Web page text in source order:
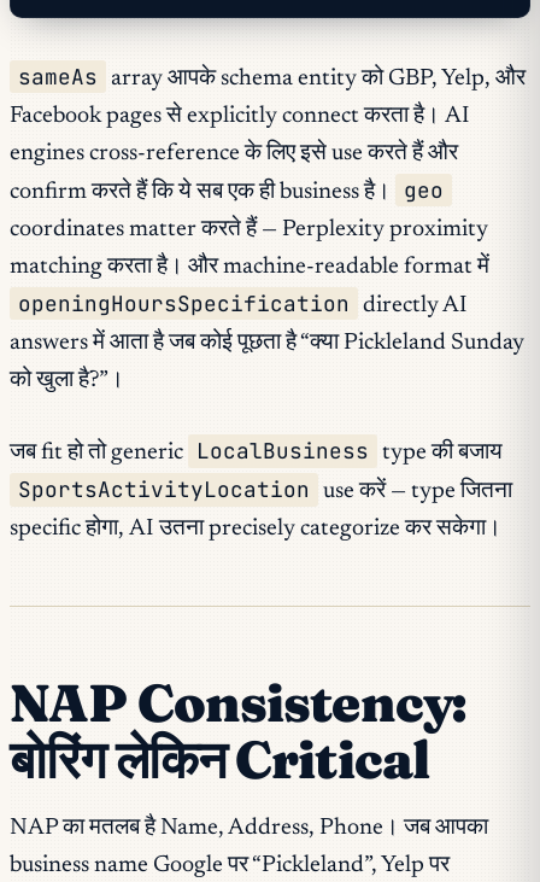
sameAs
array आपके schema entity को GBP, Yelp, और
Facebook pages से explicitly connect करता है। AI
engines cross-reference के लिए इसे use करते हैं और
confirm करते हैं कि ये सब एक ही business है।
geo
coordinates matter करते हैं — Perplexity proximity
matching करता है। और machine-readable format में
openingHoursSpecification
directly AI
answers में आता है जब कोई पूछता है “क्या Pickleland Sunday
को खुला है?”।
जब fit हो तो generic LocalBusiness type की बजाय
SportsActivityLocation
use करें — type जितना
specific होगा, AI उतना precisely categorize कर सकेगा।
NAP Consistency:
बोरिंग लेकिन Critical
NAP का मतलब है Name, Address, Phone। जब आपका
business name Google पर “Pickleland”, Yelp पर